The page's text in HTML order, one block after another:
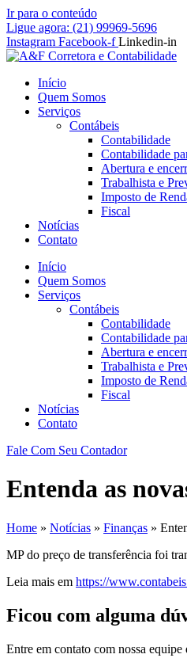
Ir para o conteúdo
Ligue agora: (21) 99969-5696
Instagram Facebook-f Linkedin-in
Início
Quem Somos
Serviços
Contábeis
Contabilidade
Contabilidade
Abertura e
Trabalhista e
Imposto de
Fiscal
Notícias
Contato
Início
Quem Somos
Serviços
Contábeis
Contabilidade
Contabilidade
Abertura e
Trabalhista e
Imposto de
Fiscal
Notícias
Contato
Fale Com Seu Contador
Entenda as
Home » Notícias » Finanças »
MP do preço de transferência foi
Leia mais em https://
Ficou com alguma
Entre em contato com nossa